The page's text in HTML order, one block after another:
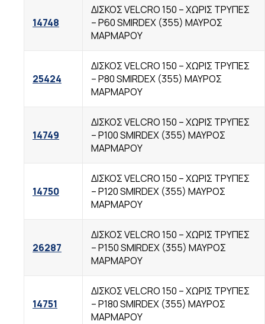
14748
ΔΙΣΚΟΣ VELCRO 150 – ΧΩΡΙΣ TΡΥΠΕΣ
– P60 SMIRDEX (355) ΜΑΥΡΟΣ
ΜΑΡΜΑΡΟΥ
25424
ΔΙΣΚΟΣ VELCRO 150 – ΧΩΡΙΣ TΡΥΠΕΣ
– P80 SMIRDEX (355) ΜΑΥΡΟΣ
ΜΑΡΜΑΡΟΥ
14749
ΔΙΣΚΟΣ VELCRO 150 – ΧΩΡΙΣ TΡΥΠΕΣ
– P100 SMIRDEX (355) ΜΑΥΡΟΣ
ΜΑΡΜΑΡΟΥ
14750
ΔΙΣΚΟΣ VELCRO 150 – ΧΩΡΙΣ TΡΥΠΕΣ
– P120 SMIRDEX (355) ΜΑΥΡΟΣ
ΜΑΡΜΑΡΟΥ
26287
ΔΙΣΚΟΣ VELCRO 150 – ΧΩΡΙΣ TΡΥΠΕΣ
– P150 SMIRDEX (355) ΜΑΥΡΟΣ
ΜΑΡΜΑΡΟΥ
14751
ΔΙΣΚΟΣ VELCRO 150 – ΧΩΡΙΣ TΡΥΠΕΣ
– P180 SMIRDEX (355) ΜΑΥΡΟΣ
ΜΑΡΜΑΡΟΥ